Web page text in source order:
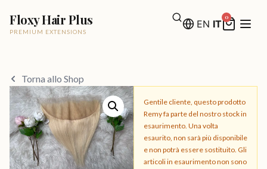
Floxy Hair Plus
PREMIUM EXTENSIONS
EN IT
0
Torna allo Shop
Gentile cliente, questo prodotto
Remy fa parte del nostro stock in
esaurimento. Una volta
esaurito, non sarà più disponibile
e non potrà essere sostituito. Gli
articoli in esaurimento non sono